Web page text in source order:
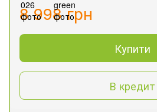
8 998 грн
Купити
В кредит